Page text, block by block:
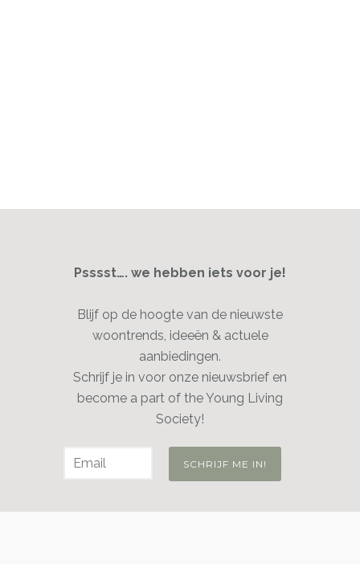
Psssst…. we hebben iets voor je!
Blijf op de hoogte van de nieuwste
woontrends, ideeën & actuele
aanbiedingen.
Schrijf je in voor onze nieuwsbrief en
become a part of the Young Living
Society!